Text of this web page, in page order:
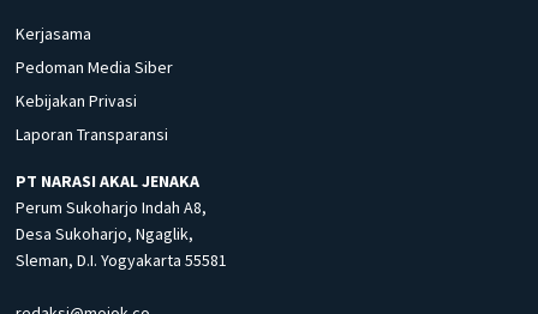
Kerjasama
Pedoman Media Siber
Kebijakan Privasi
Laporan Transparansi
PT NARASI AKAL JENAKA
Perum Sukoharjo Indah A8,
Desa Sukoharjo, Ngaglik,
Sleman, D.I. Yogyakarta 55581